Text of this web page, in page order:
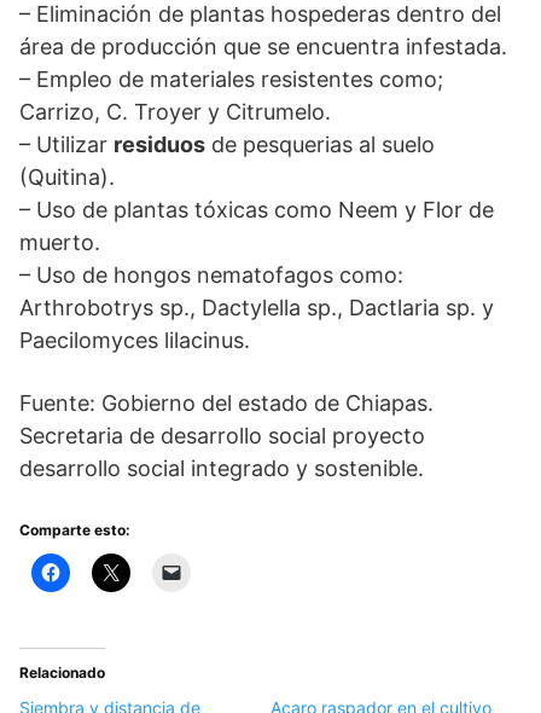
– Eliminación de plantas hospederas dentro del
área de producción que se encuentra infestada.
– Empleo de materiales resistentes como;
Carrizo, C. Troyer y Citrumelo.
– Utilizar residuos de pesquerias al suelo
(Quitina).
– Uso de plantas tóxicas como Neem y Flor de
muerto.
– Uso de hongos nematofagos como:
Arthrobotrys sp., Dactylella sp., Dactlaria sp. y
Paecilomyces lilacinus.
Fuente: Gobierno del estado de Chiapas.
Secretaria de desarrollo social proyecto
desarrollo social integrado y sostenible.
Comparte esto:
Relacionado
Siembra y distancia de Acaro raspador en el cultivo